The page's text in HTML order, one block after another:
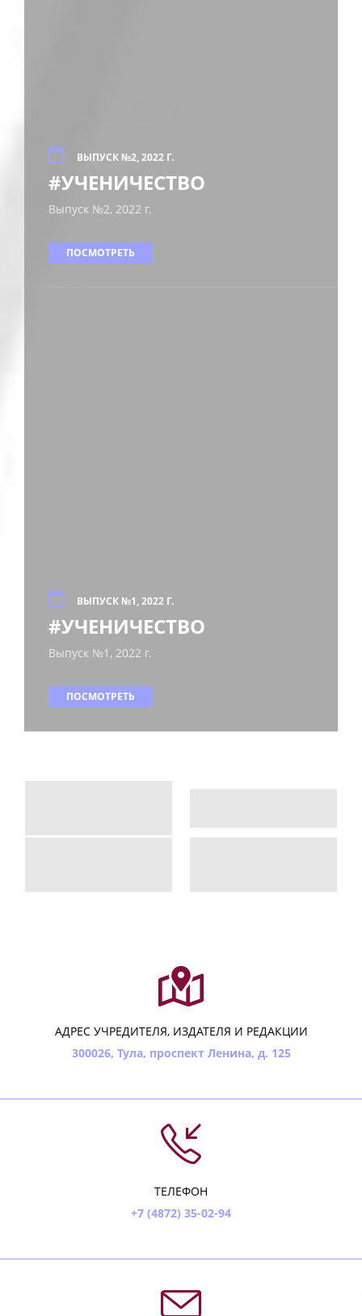
ВЫПУСК №2, 2022 Г.
#УЧЕНИЧЕСТВО
Выпуск №2, 2022 г.
ПОСМОТРЕТЬ
ВЫПУСК №1, 2022 Г.
#УЧЕНИЧЕСТВО
Выпуск №1, 2022 г.
ПОСМОТРЕТЬ
АДРЕС УЧРЕДИТЕЛЯ, ИЗДАТЕЛЯ И РЕДАКЦИИ
300026, Тула, проспект Ленина, д. 125
ТЕЛЕФОН
+7 (4872) 35-02-94